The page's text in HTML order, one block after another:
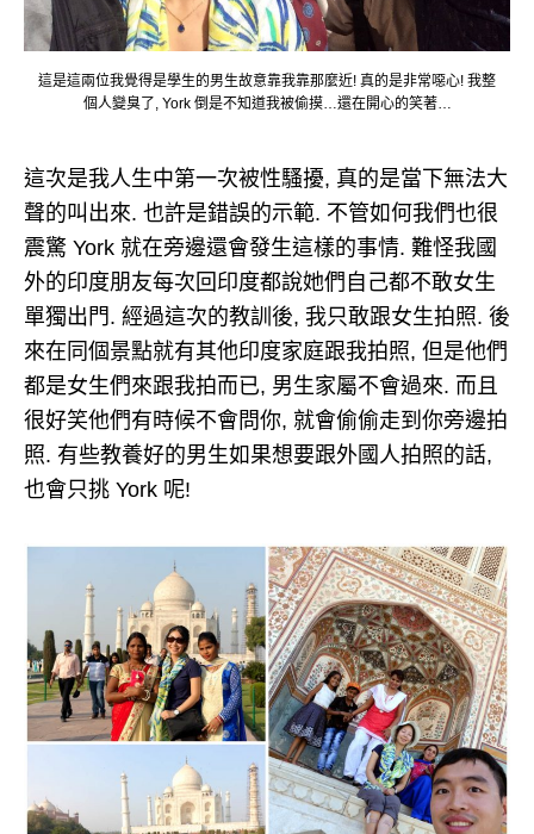
這是這兩位我覺得是學生的男生故意靠我靠那麼近! 真的是非常噁心! 我整
個人變臭了, York 倒是不知道我被偷摸…還在開心的笑著…
這次是我人生中第一次被性騷擾, 真的是當下無法大
聲的叫出來. 也許是錯誤的示範. 不管如何我們也很
震驚 York 就在旁邊還會發生這樣的事情. 難怪我國
外的印度朋友每次回印度都說她們自己都不敢女生
單獨出門. 經過這次的教訓後, 我只敢跟女生拍照. 後
來在同個景點就有其他印度家庭跟我拍照, 但是他們
都是女生們來跟我拍而已, 男生家屬不會過來. 而且
很好笑他們有時候不會問你, 就會偷偷走到你旁邊拍
照. 有些教養好的男生如果想要跟外國人拍照的話,
也會只挑 York 呢!